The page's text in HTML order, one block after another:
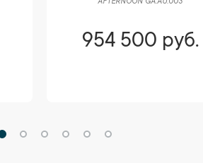
AFTERNOON GA.AU.003
954 500 руб.